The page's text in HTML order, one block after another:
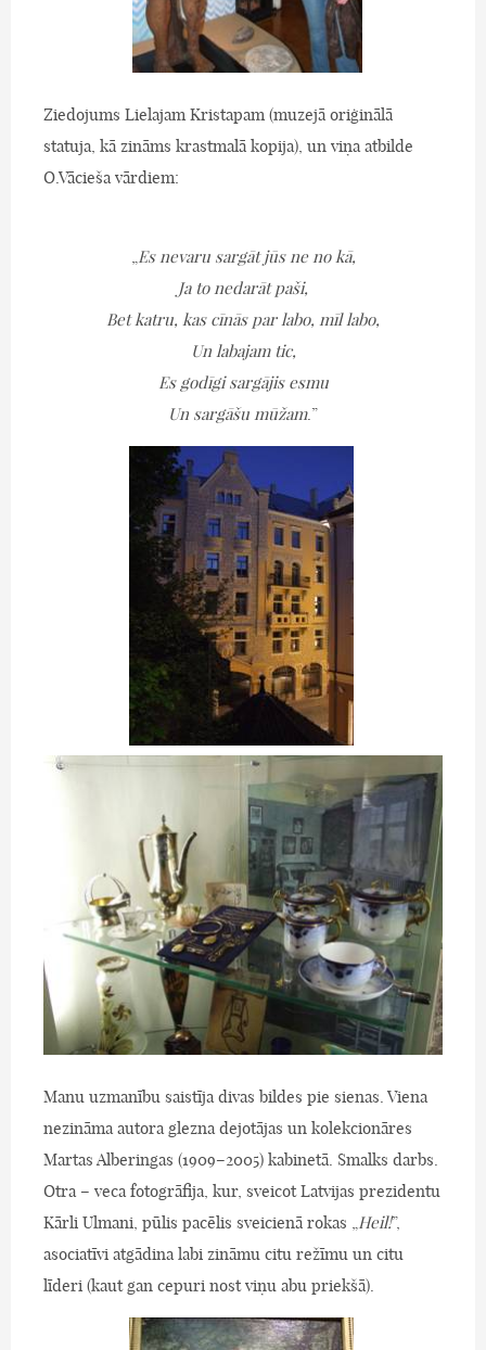
Ziedojums Lielajam Kristapam (muzejā oriģinālā
statuja, kā zināms krastmalā kopija), un viņa atbilde
O.Vācieša vārdiem:
„Es nevaru sargāt jūs ne no kā,
Ja to nedarāt paši,
Bet katru, kas cīnās par labo, mīl labo,
Un labajam tic,
Es godīgi sargājis esmu
Un sargāšu mūžam.”
Manu uzmanību saistīja divas bildes pie sienas. Viena
nezināma autora glezna dejotājas un kolekcionāres
Martas Alberingas (1909–2005) kabinetā. Smalks darbs.
Otra – veca fotogrāfija, kur, sveicot Latvijas prezidentu
Kārli Ulmani, pūlis pacēlis sveicienā rokas „Heil!”,
asociatīvi atgādina labi zināmu citu režīmu un citu
līderi (kaut gan cepuri nost viņu abu priekšā).